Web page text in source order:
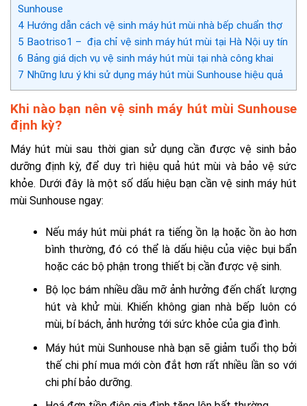
Sunhouse
4 Hướng dẫn cách vệ sinh máy hút mùi nhà bếp chuẩn thợ
5 Baotriso1 – địa chỉ vệ sinh máy hút mùi tại Hà Nội uy tín
6 Bảng giá dịch vụ vệ sinh máy hút mùi tại nhà công khai
7 Những lưu ý khi sử dụng máy hút mùi Sunhouse hiệu quả
Khi nào bạn nên vệ sinh máy hút mùi Sunhouse
định kỳ?
Máy hút mùi sau thời gian sử dụng cần được vệ sinh bảo
dưỡng định kỳ, để duy trì hiệu quả hút mùi và bảo vệ sức
khỏe. Dưới đây là một số dấu hiệu bạn cần vệ sinh máy hút
mùi Sunhouse ngay:
Nếu máy hút mùi phát ra tiếng ồn lạ hoặc ồn ào hơn
bình thường, đó có thể là dấu hiệu của việc bụi bẩn
hoặc các bộ phận trong thiết bị cần được vệ sinh.
Bộ lọc bám nhiều dầu mỡ ảnh hưởng đến chất lượng
hút và khử mùi. Khiến không gian nhà bếp luôn có
mùi, bí bách, ảnh hưởng tới sức khỏe của gia đình.
Máy hút mùi Sunhouse nhà bạn sẽ giảm tuổi thọ bởi
thế chi phí mua mới còn đắt hơn rất nhiều lần so với
chi phí bảo dưỡng.